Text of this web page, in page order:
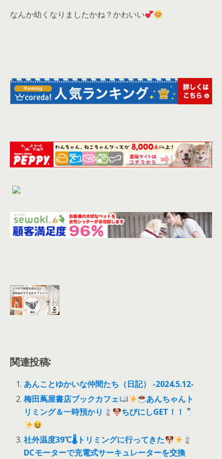
なんか幼くなりましたかね？かわいい
関連投稿:
あんことゆかいな仲間たち（日記） -2024.5.12-
梅田蔦屋書店ブックカフェ
あんちゃんト
リミング＆一時預かり
ちびにしGET！！
社外温度39℃🌡トリミングに行ってきた
DCモーターで充電式サーキュレーターを交換